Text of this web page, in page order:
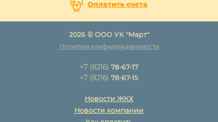
Оплатить счета
2026 © ООО УК "Март"
Политика конфиденциальности
+7 (8216) 78-67-17
+7 (8216) 78-67-15
Новости ЖКХ
Новости компании